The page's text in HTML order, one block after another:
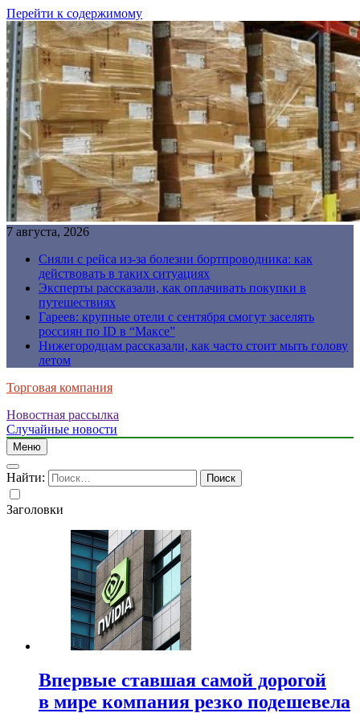
Перейти к содержимому
7 августа, 2026
Сняли с рейса из-за болезни бортпроводника: как
действовать в таких ситуациях
Эксперты рассказали, как оплачивать покупки в
путешествиях
Гареев: крупные отели с сентября смогут заселять
россиян по ID в “Максе”
Нижегородцам рассказали, как часто стоит мыть голову
летом
Торговая компания
Новостная рассылка
Случайные новости
Меню
Найти:
Заголовки
Впервые ставшая самой дорогой
в мире компания резко подешевела